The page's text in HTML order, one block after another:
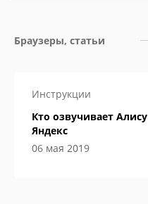
Браузеры, статьи
Инструкции
Кто озвучивает Алису
Яндекс
06 мая 2019